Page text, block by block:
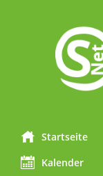
Startseite
Kalender